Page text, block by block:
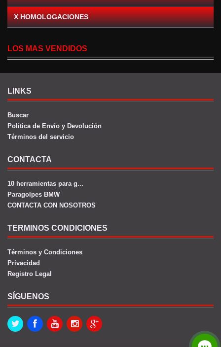
X HOMOLOGACIONES
LOS MAS VENDIDOS
LINKS
Buscar
Política de Envío y Devolución
Términos del servicio
CONTACTA
10 herramientas para g...
Paragolpes BMW
CONTACTA CON NOSOTROS
TERMINOS CONDICIONES
Términos y Condiciones
Privacidad
Registro Legal
SÍGUENOS